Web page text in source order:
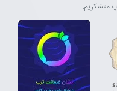
متشکریم.